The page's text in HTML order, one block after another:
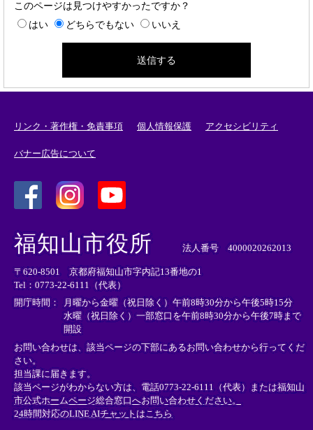
このページは見つけやすかったですか？
はい
どちらでもない いいえ
リンク・著作権・免責事項 個人情報保護 アクセシビリティ
バナー広告について
外
部
リ
ン
ク
＞
外
リ
ン
ク
＞
外
部
ン
ク
＞
福知山市役所 法人番号 4000020262013
〒620-8501 京都府福知山市字内記13番地の1
Tel：0773-22-6111（代表）
開庁時間：
月曜から金曜（祝日除く）午前8時30分から午後5時15分
水曜（祝日除く）一部窓口を午前8時30分から午後7時まで
開設
お問い合わせは、該当ページの下部にあるお問い合わせから行ってくだ
さい。
担当課に届きます。
該当ページがわからない方は、電話0773-22-6111（代表）または福知山
市公式ホームページ総合窓口へお問い合わせください。
24時間対応のLINE AIチャットはこちら